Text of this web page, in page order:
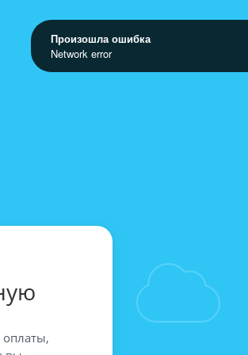
Произошла ошибка
Network error